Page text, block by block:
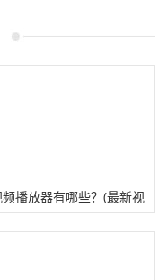
播放器有哪些？(最新视
放器软件下载大全)